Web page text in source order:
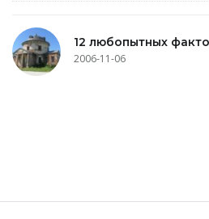
12 любопытных
2006-11-06